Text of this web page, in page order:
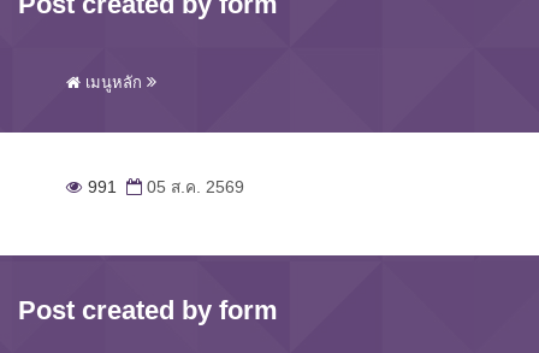
เมนูหลัก
991 05 ส.ค. 2569
Post created by form